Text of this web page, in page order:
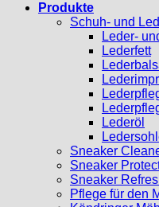
Produkte
Schuh- und
Leder-
Lederfett
Lederöl
Sneaker
Sneaker
Sneaker
Pflege für den